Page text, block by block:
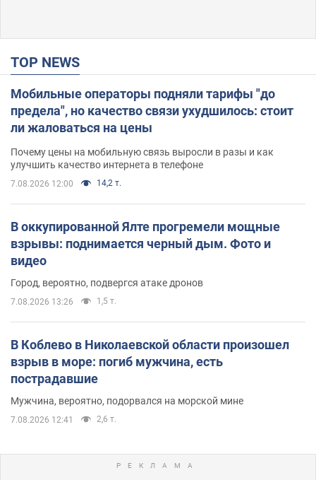
TOP NEWS
Мобильные операторы подняли тарифы "до
предела", но качество связи ухудшилось: стоит
ли жаловаться на цены
Почему цены на мобильную связь выросли в разы и как
улучшить качество интернета в телефоне
7.08.2026 12:00 14,2 т.
В оккупированной Ялте прогремели мощные
взрывы: поднимается черный дым. Фото и
видео
Город, вероятно, подвергся атаке дронов
7.08.2026 13:26 1,5 т.
В Коблево в Николаевской области произошел
взрыв в море: погиб мужчина, есть
пострадавшие
Мужчина, вероятно, подорвался на морской мине
7.08.2026 12:41 2,6 т.